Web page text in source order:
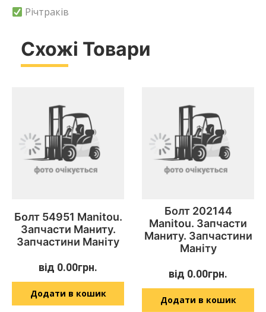
Річтраків
Схожі Товари
Болт 54951 Manitou.
Запчасти Маниту.
Запчастини Маніту
від 0.00грн.
Додати в кошик
Болт 202144
Manitou. Запчасти
Маниту. Запчастини
Маніту
від 0.00грн.
Додати в кошик